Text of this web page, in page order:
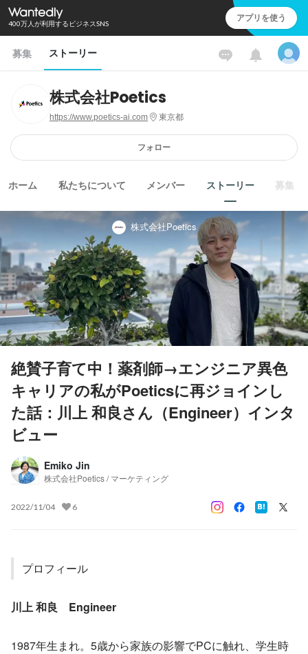
400万人が利用するビジネスSNS アプリを使う
募集 ストーリー
株式会社Poetics
https://www.poetics-ai.com 東京都
フォロー
ホーム 私たちについて メンバー ストーリー 募集
株式会社Poetics
絶賛子育て中！薬剤師→エンジニア異色
キャリアの私がPoeticsに再ジョインし
た話：川上 和良さん（Engineer）インタ
ビュー
Emiko Jin
株式会社Poetics / マーケティング
2022/11/04 6
プロフィール
川上 和良　Engineer
1987年生まれ。5歳から家族の影響でPCに触れ、学生時